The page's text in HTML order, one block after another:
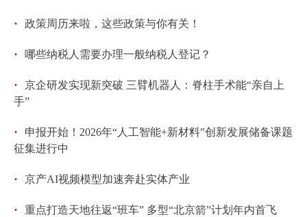
· 政策周历来啦，这些政策与你有关！
· 哪些纳税人需要办理一般纳税人登记？
·
京企研发实现新突破 三臂机器人：脊柱手术能“亲自上
手”
·
申报开始！2026年“人工智能+新材料”创新发展储备课题
征集进行中
· 京产AI视频模型加速奔赴实体产业
· 重点打造天地往返“班车” 多型“北京箭”计划年内首飞